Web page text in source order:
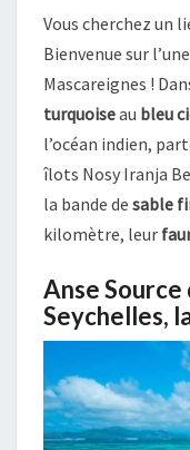
Vous cherchez un
Bienvenue sur
Mascareignes !
turquoiseau bleu
l’océan indien,
îlots Nosy Iranja
la bande de sable
kilomètre, leur
Anse Source
Seychelles,